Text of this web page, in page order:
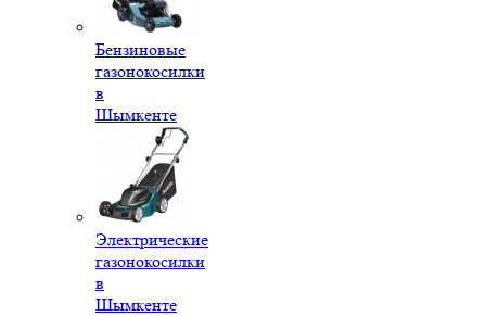
Бензиновые
газонокосилки
в
Шымкенте
Электрические
газонокосилки
в
Шымкенте